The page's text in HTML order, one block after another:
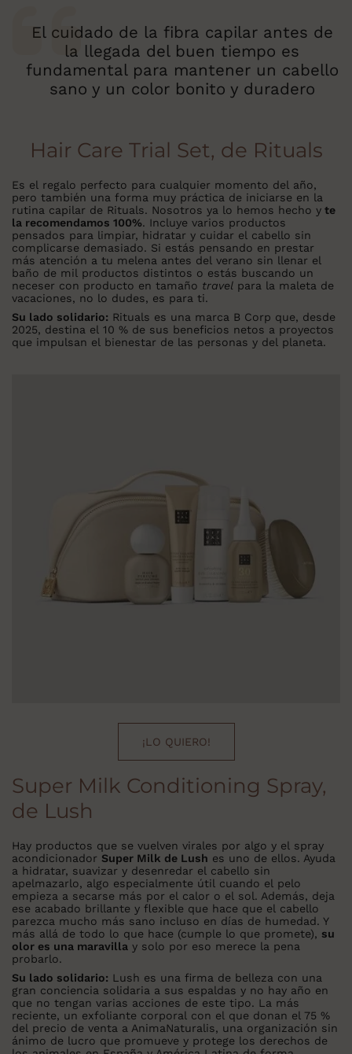
El cuidado de la fibra capilar antes de
la llegada del buen tiempo es
fundamental para mantener un cabello
sano y un color bonito y duradero
Hair Care Trial Set, de Rituals
Es el regalo perfecto para cualquier momento del año,
pero también una forma muy práctica de iniciarse en la
rutina capilar de Rituals. Nosotros ya lo hemos hecho y te
la recomendamos 100%. Incluye varios productos
pensados para limpiar, hidratar y cuidar el cabello sin
complicarse demasiado. Si estás pensando en prestar
más atención a tu melena antes del verano sin llenar el
baño de mil productos distintos o estás buscando un
neceser con producto en tamaño travel para la maleta de
vacaciones, no lo dudes, es para ti.
Su lado solidario: Rituals es una marca B Corp que, desde
2025, destina el 10 % de sus beneficios netos a proyectos
que impulsan el bienestar de las personas y del planeta.
¡LO QUIERO!
Super Milk Conditioning Spray,
de Lush
Hay productos que se vuelven virales por algo y el spray
acondicionador Super Milk de Lush es uno de ellos. Ayuda
a hidratar, suavizar y desenredar el cabello sin
apelmazarlo, algo especialmente útil cuando el pelo
empieza a secarse más por el calor o el sol. Además, deja
ese acabado brillante y flexible que hace que el cabello
parezca mucho más sano incluso en días de humedad. Y
más allá de todo lo que hace (cumple lo que promete), su
olor es una maravilla y solo por eso merece la pena
probarlo.
Su lado solidario: Lush es una firma de belleza con una
gran conciencia solidaria a sus espaldas y no hay año en
que no tengan varias acciones de este tipo. La más
reciente, un exfoliante corporal con el que donan el 75 %
del precio de venta a AnimaNaturalis, una organización sin
ánimo de lucro que promueve y protege los derechos de